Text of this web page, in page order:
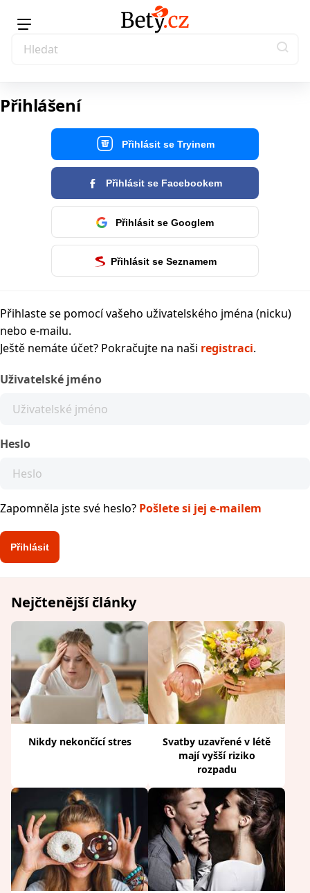
Přihlášení
Přihlásit se Tryinem
Přihlásit se Facebookem
Přihlásit se Googlem
Přihlásit se Seznamem
Přihlaste se pomocí vašeho uživatelského jména (nicku)
nebo e-mailu.
Ještě nemáte účet? Pokračujte na naši registraci.
Uživatelské jméno
Heslo
Zapomněla jste své heslo? Pošlete si jej e-mailem
Nejčtenější články
Nikdy nekončící stres
Svatby uzavřené v létě
mají vyšší riziko
rozpadu